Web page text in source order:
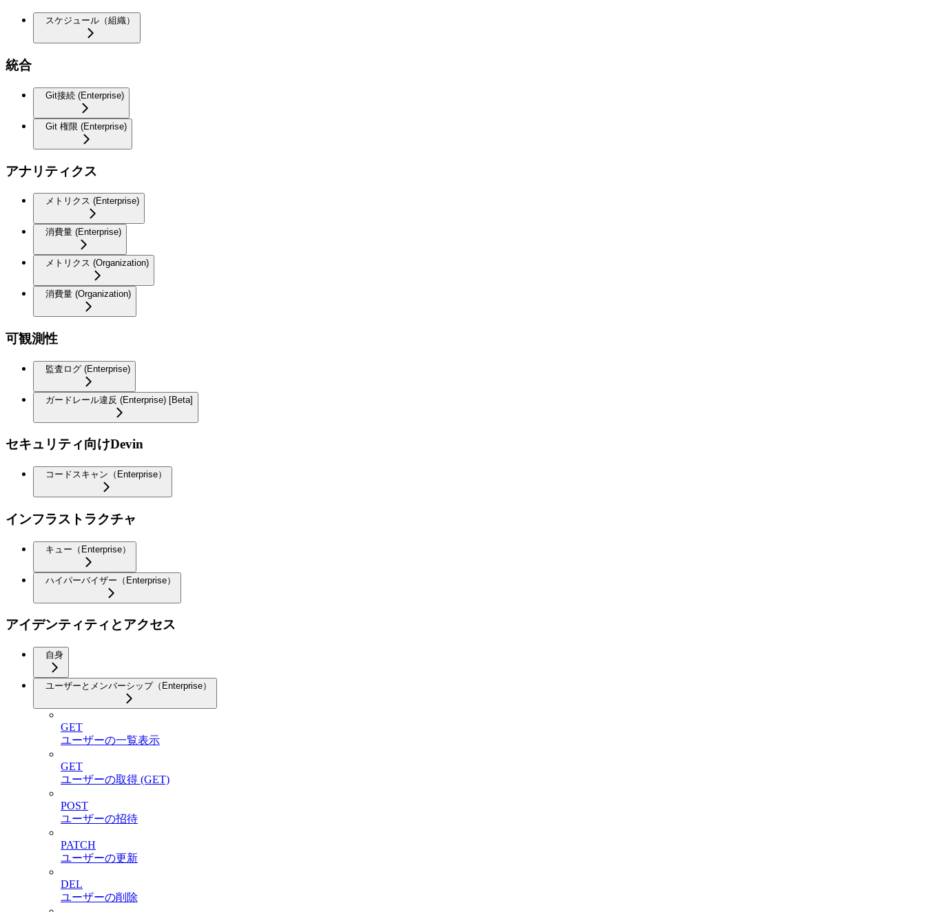
スケジュール（組織）
統合
Git接続 (Enterprise)
Git 権限 (Enterprise)
アナリティクス
メトリクス (Enterprise)
消費量 (Enterprise)
メトリクス (Organization)
消費量 (Organization)
可観測性
監査ログ (Enterprise)
ガードレール違反 (Enterprise) [Beta]
セキュリティ向けDevin
コードスキャン（Enterprise）
インフラストラクチャ
キュー（Enterprise）
ハイパーバイザー（Enterprise）
アイデンティティとアクセス
自身
ユーザーとメンバーシップ（Enterprise）
GET
ユーザーの一覧表示
GET
ユーザーの取得 (GET)
POST
ユーザーの招待
PATCH
ユーザーの更新
DEL
ユーザーの削除